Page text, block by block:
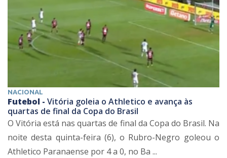
NACIONAL
Futebol - Vitória goleia o Athletico e avança às
quartas de final da Copa do Brasil
O Vitória está nas quartas de final da Copa do Brasil. Na
noite desta quinta-feira (6), o Rubro-Negro goleou o
Athletico Paranaense por 4 a 0, no Ba ...